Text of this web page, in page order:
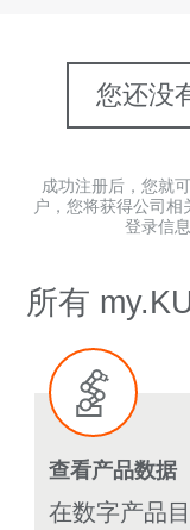
您还没
成功注册后，您就
户，您将获得公司
登录信
所有
查看产品数据
在数字产品